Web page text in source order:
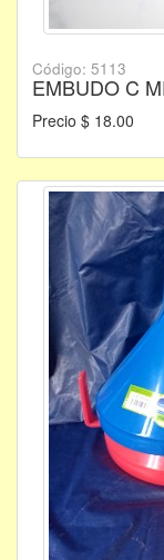
Código: 5113
EMBUDO C
Precio $ 18.00